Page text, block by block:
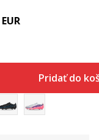
EUR
Pridať do